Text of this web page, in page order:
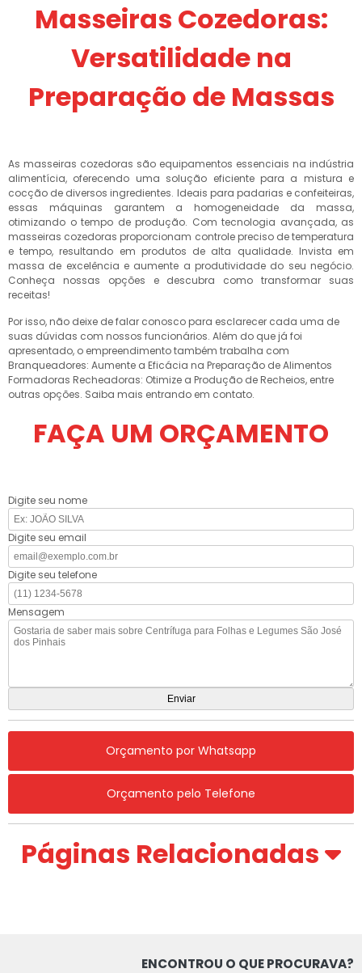
Masseiras Cozedoras:
Versatilidade na
Preparação de Massas
As masseiras cozedoras são equipamentos essenciais na indústria
alimentícia, oferecendo uma solução eficiente para a mistura e
cocção de diversos ingredientes. Ideais para padarias e confeiteiras,
essas máquinas garantem a homogeneidade da massa,
otimizando o tempo de produção. Com tecnologia avançada, as
masseiras cozedoras proporcionam controle preciso de temperatura
e tempo, resultando em produtos de alta qualidade. Invista em
massa de excelência e aumente a produtividade do seu negócio.
Conheça nossas opções e descubra como transformar suas
receitas!
Por isso, não deixe de falar conosco para esclarecer cada uma de
suas dúvidas com nossos funcionários. Além do que já foi
apresentado, o empreendimento também trabalha com
Branqueadores: Aumente a Eficácia na Preparação de Alimentos
Formadoras Recheadoras: Otimize a Produção de Recheios, entre
outras opções. Saiba mais entrando em contato.
FAÇA UM ORÇAMENTO
Digite seu nome
Digite seu email
Digite seu telefone
Mensagem
Orçamento por Whatsapp
Orçamento pelo Telefone
Páginas Relacionadas
ENCONTROU O QUE PROCURAVA?